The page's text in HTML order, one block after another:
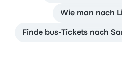
Wie man nach
Finde bus-Tickets nach